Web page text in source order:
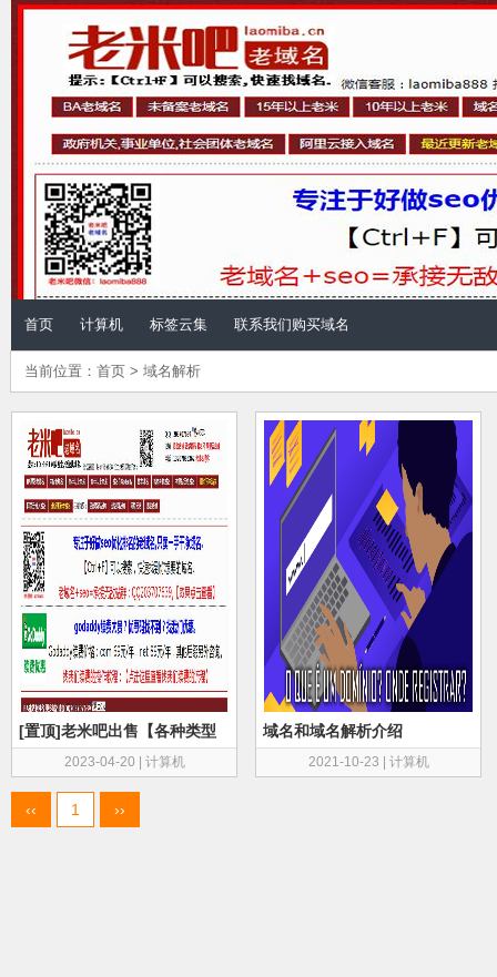
儿童计算机 - 计算机
首页 计算机 标签云集 联系我们购买域名
当前位置： 首页 > 域名解析
[置顶]老米吧出售【各种类型
的老域名】【ba域名】
2023-04-20 计算机
域名和域名解析介绍
2021-10-23 计算机
‹‹ 1 ››